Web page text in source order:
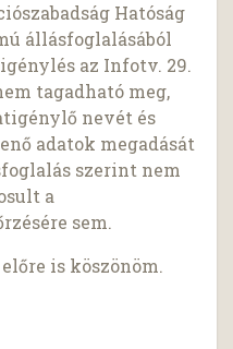
Hatóság
állásfoglalásából
az Infotv. 29.
tagadható meg,
nevét és
adatok megadását
szerint nem
a
sem.
is köszönöm.